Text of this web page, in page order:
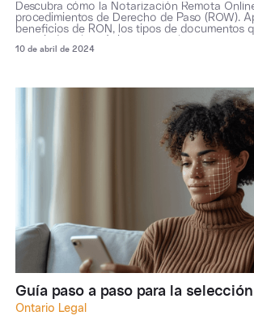
Descubra cómo la Notarización Remota
procedimientos de Derecho de Paso (ROW).
beneficios de RON, los tipos de documentos
en sus transacciones de ROW. Explore las
de costes en sus procesos de ROW.
10 de abril de 2024
Ontario Legal